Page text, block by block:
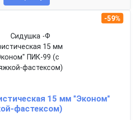
-59%
15 мм "Эконом"
фастексом)